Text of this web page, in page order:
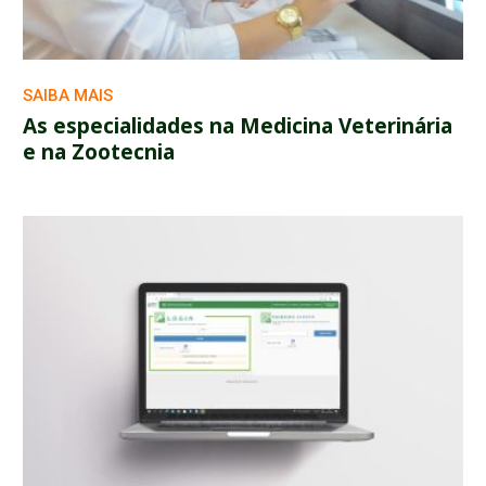
SAIBA MAIS
As especialidades na Medicina Veterinária
e na Zootecnia